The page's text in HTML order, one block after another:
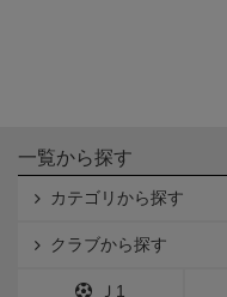
一覧から探す
カテゴリから探す
クラブから探す
Ｊ1